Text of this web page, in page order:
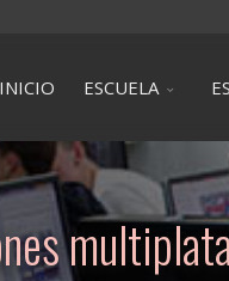
INICIO ESCUELA